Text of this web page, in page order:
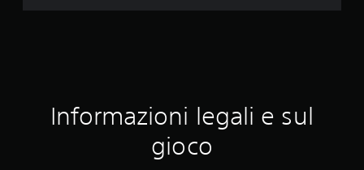
v
u
Informazioni legali e sul
gioco